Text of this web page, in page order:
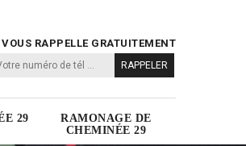
VOUS RAPPELLE GRATUITEMENT
29
RAMONAGE DE
CHEMINÉE 29